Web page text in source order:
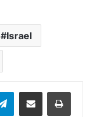
Israel
TelegramBagikan melalui Email Cetak